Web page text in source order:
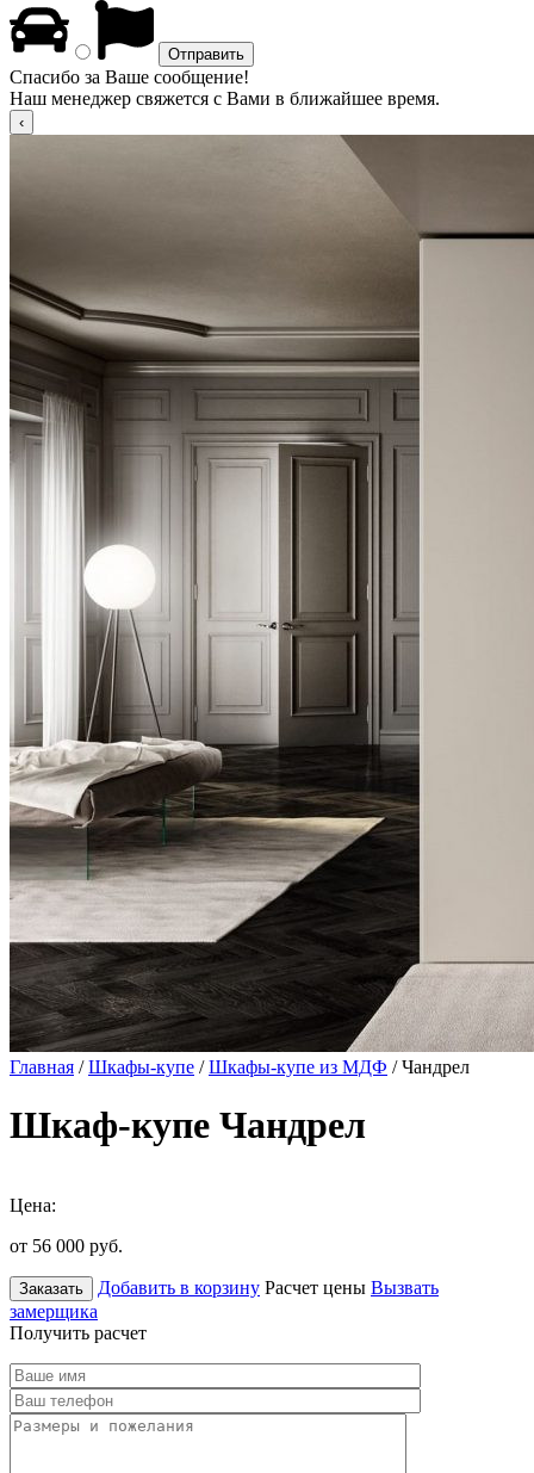
Спасибо за Ваше сообщение!
Наш менеджер свяжется с Вами в ближайшее время.
Главная /Шкафы-купе /Шкафы-купе из МДФ / Чандрел
Шкаф-купе Чандрел
Цена:
от 56 000 руб.
Заказать Добавить в корзину Расчет цены Вызвать
замерщика
Получить расчет